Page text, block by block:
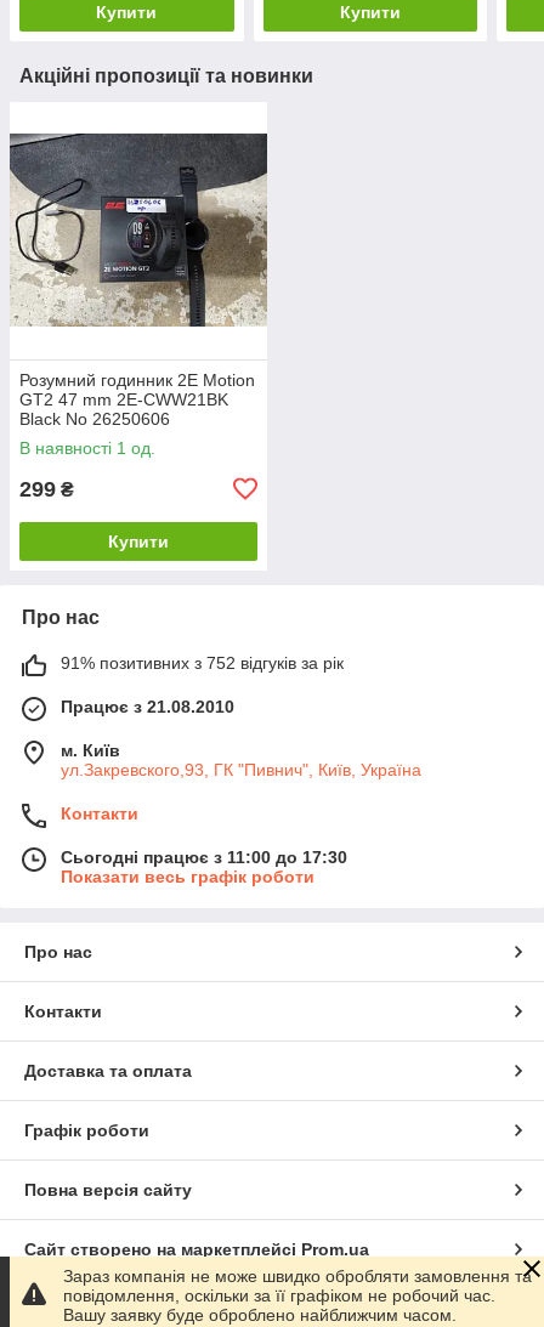
Купити Купити
Акційні пропозиції та новинки
Розумний годинник 2E Motion
GT2 47 mm 2E-CWW21BK
Black No 26250606
В наявності 1 од.
299 ₴
Купити
Про нас
91% позитивних з 752 відгуків за рік
Працює з 21.08.2010
м. Київ
ул.Закревского,93, ГК "Пивнич", Київ, Україна
Контакти
Сьогодні працює з 11:00 до 17:30
Показати весь графік роботи
Про нас
Контакти
Доставка та оплата
Графік роботи
Повна версія сайту
Сайт створено на маркетплейсі Prom.ua
Політика конфіденційності
Зараз компанія не може швидко обробляти замовлення та
повідомлення, оскільки за її графіком не робочий час.
Вашу заявку буде оброблено найближчим часом.